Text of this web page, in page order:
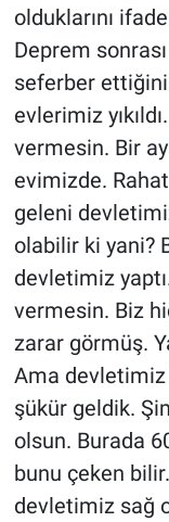
olduklarını
Deprem
seferber ettiğini
evlerimiz
vermesin. Bir
evimizde.
geleni
olabilir ki yani?
devletimiz
vermesin. Biz
zarar görmüş.
Ama devletimiz
şükür geldik.
olsun. Burada
bunu çeken
devletimiz sağ